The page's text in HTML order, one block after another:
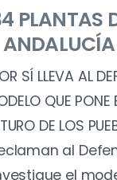
PLANTAS
ANDALUCÍA
SÍ LLEVA AL
QUE PONE
DE LOS
al
el